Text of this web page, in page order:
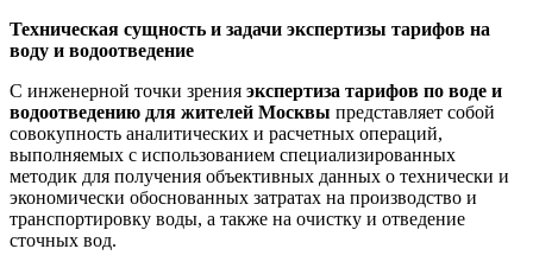
Техническая сущность и задачи экспертизы тарифов на
воду и водоотведение
С инженерной точки зрения экспертиза тарифов по воде и
водоотведению для жителей Москвы представляет собой
совокупность аналитических и расчетных операций,
выполняемых с использованием специализированных
методик для получения объективных данных о технически и
экономически обоснованных затратах на производство и
транспортировку воды, а также на очистку и отведение
сточных вод.